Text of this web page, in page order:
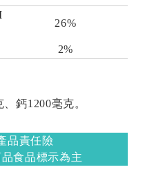
26%
2%
鈣1200毫克。
品責任險
食品標示為主